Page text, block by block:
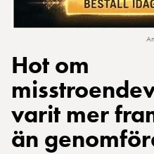
Hot om
varit mer
än